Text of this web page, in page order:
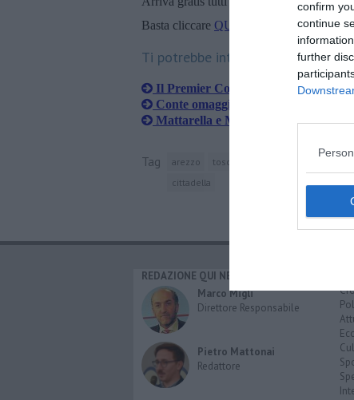
confirm
continue
further
Basta cliccare QUI
Ti potrebbe interessare anche:
Il Premier Conte firma l'appello di
Conte omaggia la mamma con una
Mattarella e Macron rendono
Tag arezzo toscana
cittadella
REDAZIONE QUI NEWS
Marco Migli
Direttore Responsabile
Pietro Mattonai
Redattore